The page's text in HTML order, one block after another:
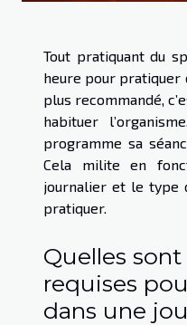
Tout pratiquant du
heure pour pratiquer
plus recommandé,
habituer
programme sa
Cela milite en
journalier et le type
pratiquer.
Quelles
requises
dans une